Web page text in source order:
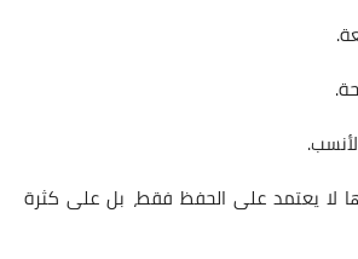
لا يعتمد على الحفظ فقط، بل على كثرة